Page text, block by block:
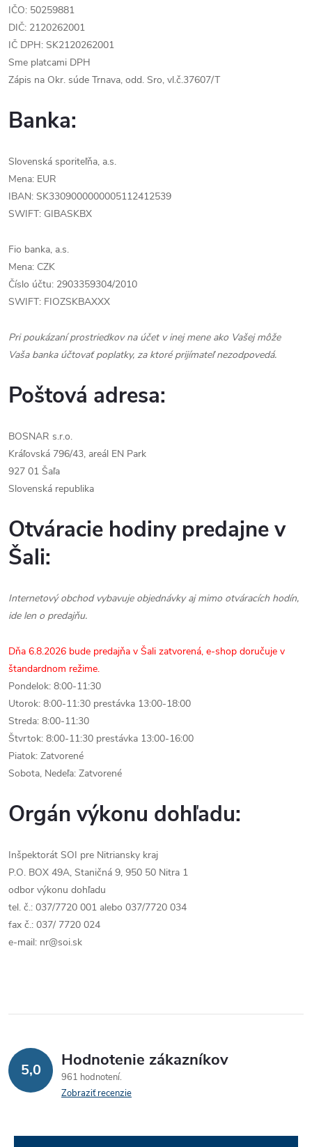
IČO: 50259881
DIČ: 2120262001
IČ DPH: SK2120262001
Sme platcami DPH
Zápis na Okr. súde Trnava, odd. Sro, vl.č.37607/T
Banka:
Slovenská sporiteľňa, a.s.
Mena: EUR
IBAN: SK3309000000005112412539
SWIFT: GIBASKBX
Fio banka, a.s.
Mena: CZK
Číslo účtu: 2903359304/2010
SWIFT: FIOZSKBAXXX
Pri poukázaní prostriedkov na účet v inej mene ako Vašej môže
Vaša banka účtovať poplatky, za ktoré prijímateľ nezodpovedá.
Poštová adresa:
BOSNAR s.r.o.
Kráľovská 796/43, areál EN Park
927 01 Šaľa
Slovenská republika
Otváracie hodiny predajne v
Šali:
Internetový obchod vybavuje objednávky aj mimo otváracích hodín,
ide len o predajňu.
Dňa 6.8.2026 bude predajňa v Šali zatvorená, e-shop doručuje v
štandardnom režime.
Pondelok: 8:00-11:30
Utorok: 8:00-11:30 prestávka 13:00-18:00
Streda: 8:00-11:30
Štvrtok: 8:00-11:30 prestávka 13:00-16:00
Piatok: Zatvorené
Sobota, Nedeľa: Zatvorené
Orgán výkonu dohľadu:
Inšpektorát SOI pre Nitriansky kraj
P.O. BOX 49A, Staničná 9, 950 50 Nitra 1
odbor výkonu dohľadu
tel. č.: 037/7720 001 alebo 037/7720 034
fax č.: 037/ 7720 024
e-mail: nr@soi.sk
5,0 Hodnotenie zákazníkov
961 hodnotení
Zobraziť recenzie